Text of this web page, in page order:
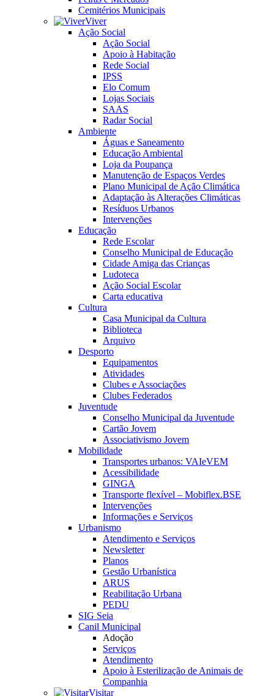
Cemitérios Municipais
Viver
Ação Social
Ação Social
Apoio à Habitação
Rede Social
IPSS
Elo Comum
Lojas Sociais
SAAS
Radar Social
Ambiente
Águas e Saneamento
Educação Ambiental
Loja da Poupança
Manutenção de Espaços Verdes
Plano Municipal de Ação Climática
Adaptação às Alterações Climáticas
Resíduos Urbanos
Intervenções
Educação
Rede Escolar
Conselho Municipal de Educação
Cidade Amiga das Crianças
Ludoteca
Ação Social Escolar
Carta educativa
Cultura
Casa Municipal da Cultura
Biblioteca
Arquivo
Desporto
Equipamentos
Atividades
Clubes e Associações
Clubes Federados
Juventude
Conselho Municipal da Juventude
Cartão Jovem
Associativismo Jovem
Mobilidade
Transportes urbanos: VAIeVEM
Acessibilidade
GINGA
Transporte flexível – Mobiflex.BSE
Intervenções
Informações e Serviços
Urbanismo
Atendimento e Serviços
Newsletter
Planos
Gestão Urbanística
ARUS
Reabilitação Urbana
PEDU
SIG Seia
Canil Municipal
Adoção
Serviços
Atendimento
Apoio à Esterilização de Animais de
Companhia
Visitar